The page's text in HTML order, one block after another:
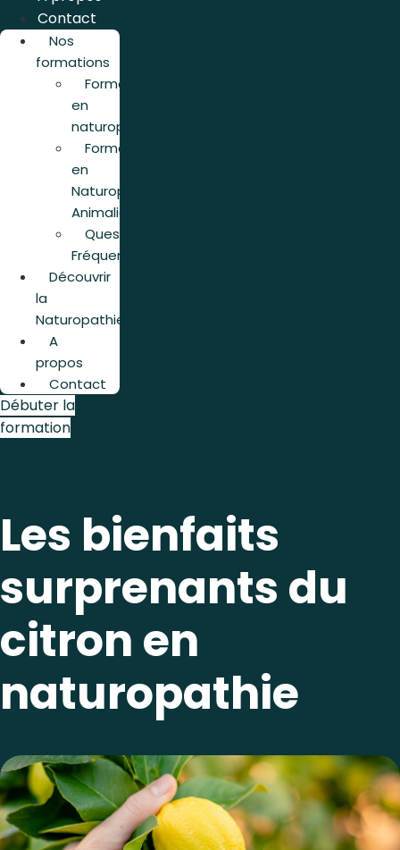
Contact
Nos
formations
Formation
en
naturopathie
Formation
en
Naturopathie
Animalière
Questions
Fréquentes
Découvrir
la
Naturopathie
A
propos
Contact
Débuter la
formation
Les bienfaits
surprenants du
citron en
naturopathie